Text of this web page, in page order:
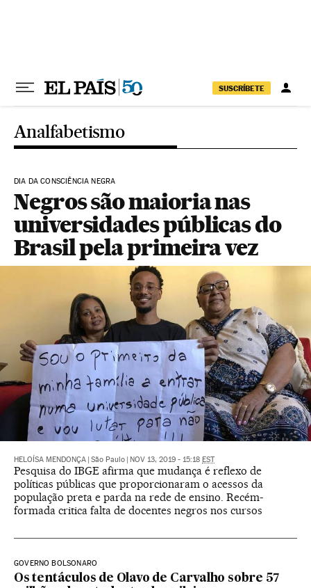
SUSCRÍBETE
Analfabetismo
DIA DA CONSCIÊNCIA NEGRA
Negros são maioria nas
universidades públicas do
Brasil pela primeira vez
HELOÍSA MENDONÇA São Paulo NOV 13, 2019 - 15:18 EST
Pesquisa do IBGE afirma que mudança é reflexo de
políticas públicas que proporcionaram o acessos da
população preta e parda na rede de ensino. Recém-
formada critica falta de docentes negros nos cursos
GOVERNO BOLSONARO
Os tentáculos de Olavo de Carvalho sobre 57